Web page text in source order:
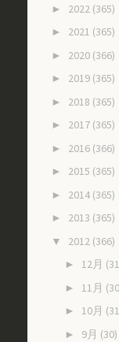
► 2022 (365)
► 2021 (365)
► 2020 (366)
► 2019 (365)
► 2018 (365)
► 2017 (365)
► 2016 (366)
► 2015 (365)
► 2014 (365)
► 2013 (365)
▼ 2012 (366)
► 12月
► 11月
► 10月
► 9月 (30)